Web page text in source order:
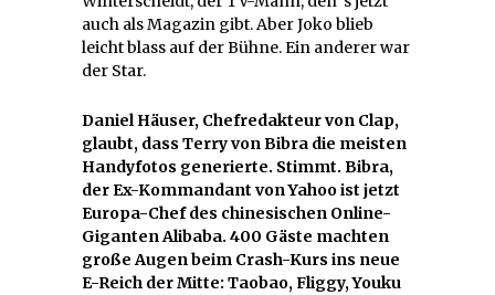
auch als Magazin gibt. Aber Joko blieb
leicht blass auf der Bühne. Ein anderer war
der Star.
Daniel Häuser, Chefredakteur von Clap,
glaubt, dass Terry von Bibra die meisten
Handyfotos generierte. Stimmt. Bibra,
der Ex-Kommandant von Yahoo ist jetzt
Europa-Chef des chinesischen Online-
Giganten Alibaba. 400 Gäste machten
große Augen beim Crash-Kurs ins neue
E-Reich der Mitte: Taobao, Fliggy, Youku